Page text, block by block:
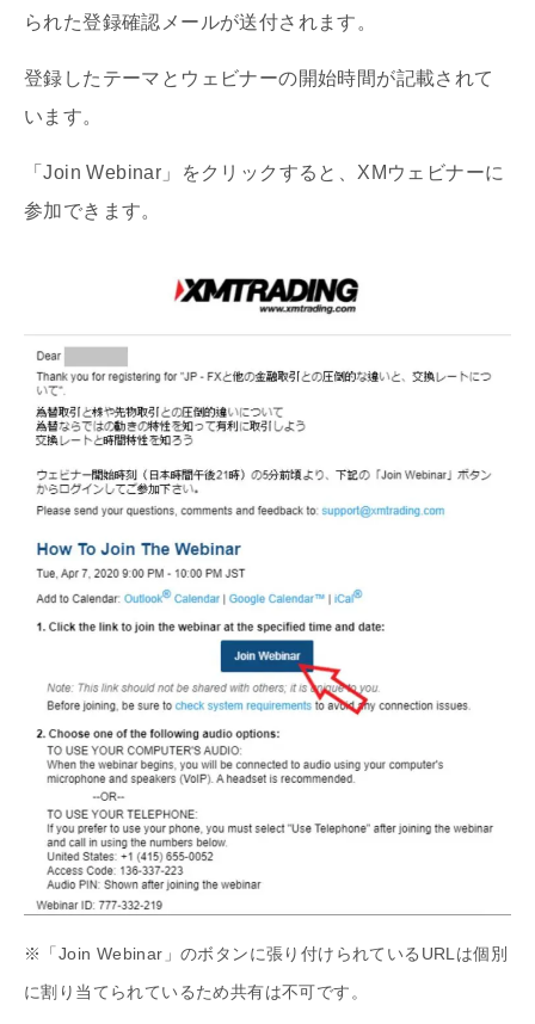
られた登録確認メールが送付されます。
登録したテーマとウェビナーの開始時間が記載されて
います。
「Join Webinar」をクリックすると、XMウェビナーに
参加できます。
※「Join Webinar」のボタンに張り付けられているURLは個別
に割り当てられているため共有は不可です。